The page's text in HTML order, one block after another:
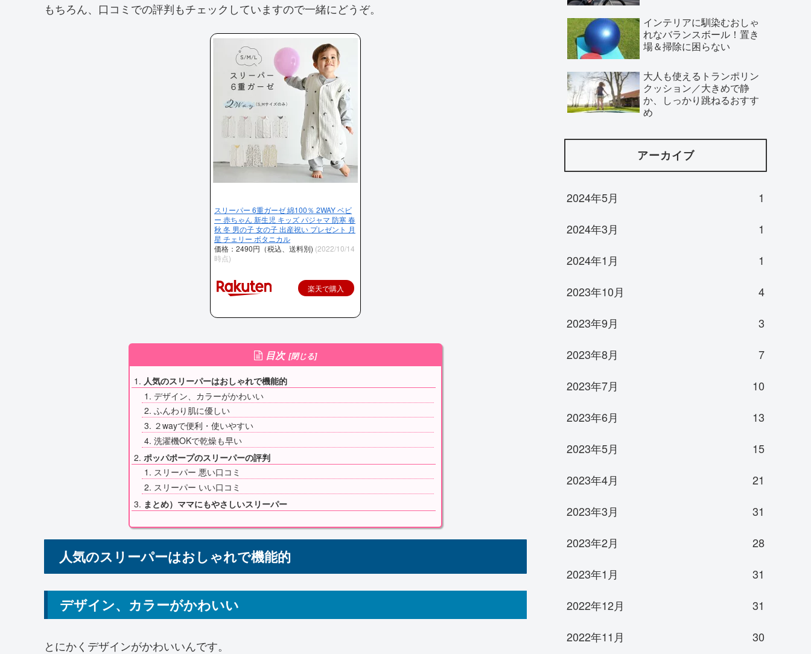
もちろん、口コミでの評判もチェックしていますので一緒にどうぞ。
スリーパー 6重ガーゼ 綿100％ 2WAY ベビ
ー 赤ちゃん 新生児 キッズ パジャマ 防寒 春
秋 冬 男の子 女の子 出産祝い プレゼント 月
星 チェリー ボタニカル
価格：2490円（税込、送料別) (2022/10/14
時点)
楽天で購入
目次
人気のスリーパーはおしゃれで機能的
デザイン、カラーがかわいい
ふんわり肌に優しい
２wayで便利・使いやすい
洗濯機OKで乾燥も早い
ポッパポープのスリーパーの評判
スリーパー 悪い口コミ
スリーパー いい口コミ
まとめ）ママにもやさしいスリーパー
人気のスリーパーはおしゃれで機能的
デザイン、カラーがかわいい
とにかくデザインがかわいいんです。
インテリアに馴染むおしゃ
れなバランスボール！置き
場＆掃除に困らない
大人も使えるトランポリン
クッション／大きめで静
か、しっかり跳ねるおすす
め
アーカイブ
2024年5月
1
2024年3月
1
2024年1月
1
2023年10月
4
2023年9月
3
2023年8月
7
2023年7月
10
2023年6月
13
2023年5月
15
2023年4月
21
2023年3月
31
2023年2月
28
2023年1月
31
2022年12月
31
2022年11月
30